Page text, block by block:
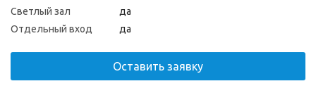
Светлый зал
да
Отдельный вход
да
Оставить заявку